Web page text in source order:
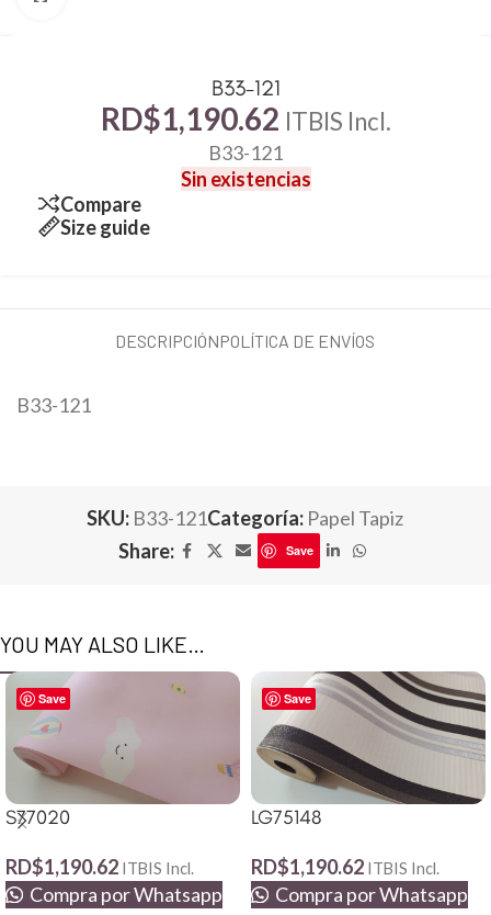
B33-121
RD$1,190.62 ITBIS Incl.
B33-121
Sin existencias
Compare
Size guide
DESCRIPCIÓNPOLÍTICA DE ENVÍOS
B33-121
SKU: B33-121Categoría: Papel Tapiz
Share:
Save
YOU MAY ALSO LIKE…
Save
S77020
RD$1,190.62 ITBIS Incl.
Compra por Whatsapp
Save
LG75148
RD$1,190.62 ITBIS Incl.
Compra por Whatsapp